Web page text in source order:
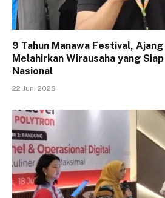
9 Tahun Manawa Festival,
Melahirkan Wirausaha yang
Nasional
22 Juni 2026